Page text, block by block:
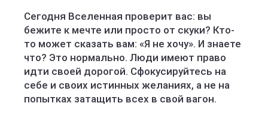
Сегодня Вселенная проверит вас: вы
бежите к мечте или просто от скуки? Кто-
то может сказать вам: «Я не хочу». И знаете
что? Это нормально. Люди имеют право
идти своей дорогой. Сфокусируйтесь на
себе и своих истинных желаниях, а не на
попытках затащить всех в свой вагон.